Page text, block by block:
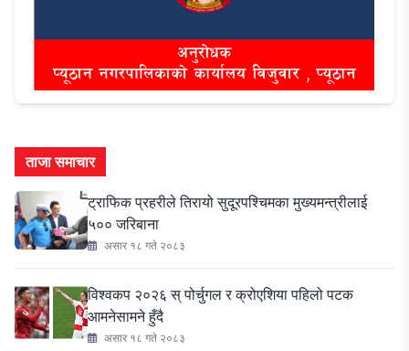
ताजा समाचार
ट्राफिक प्रहरीले तिरायो सुदूरपश्चिमका मुख्यमन्त्रीलाई
५०० जरिबाना
असार १८ गते २०८३
विश्वकप २०२६ स् पोर्चुगल र क्रोएशिया पहिलो पटक
आमनेसामने हुँदै
असार १८ गते २०८३